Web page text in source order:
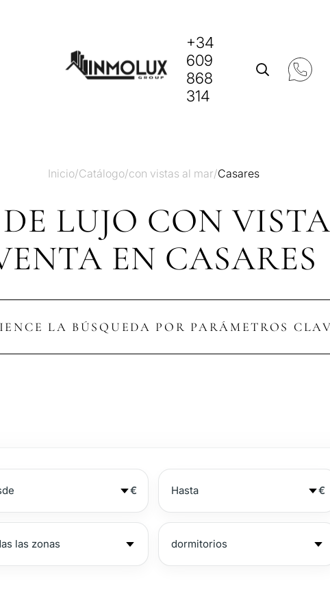
+34
609
868
314
Inicio/Catálogo/con vistas al mar/Casares
LUJO CON
EN CASARES
LA BÚSQUEDA POR PARÁMETROS
€ €